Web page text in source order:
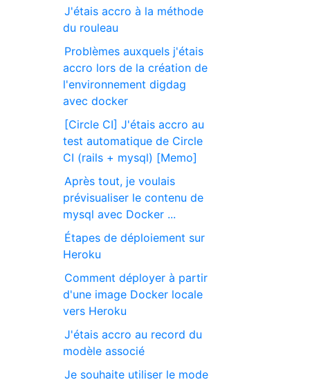
J'étais accro à la méthode
du rouleau
Problèmes auxquels j'étais
accro lors de la création de
l'environnement digdag
avec docker
[Circle CI] J'étais accro au
test automatique de Circle
CI (rails + mysql) [Memo]
Après tout, je voulais
prévisualiser le contenu de
mysql avec Docker ...
Étapes de déploiement sur
Heroku
Comment déployer à partir
d'une image Docker locale
vers Heroku
J'étais accro au record du
modèle associé
Je souhaite utiliser le mode